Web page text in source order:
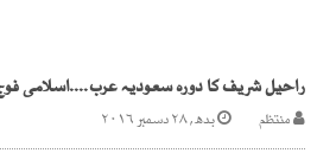
منتظم بدھ, ۲۸ دسمبر ۲۰۱۶